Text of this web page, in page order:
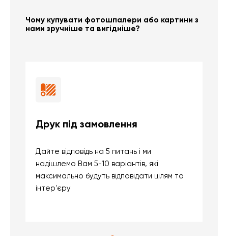
Чому купувати фотошпалери або картини з
нами зручніше та вигідніше?
Друк під замовлення
Дайте відповідь на 5 питань і ми
надішлемо Вам 5-10 варіантів, які
максимально будуть відповідати цілям та
інтер'єру